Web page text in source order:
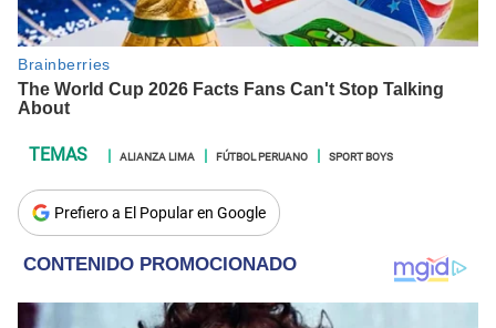
ALIANZA LIMA FÚTBOL PERUANO SPORT BOYS
Prefiero a El Popular en Google